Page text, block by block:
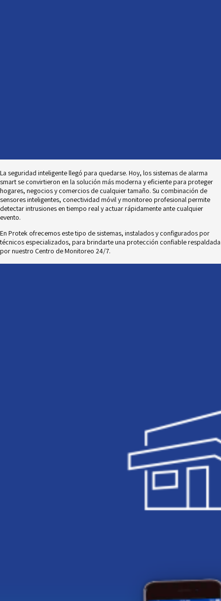
La seguridad inteligente llegó para quedarse. Hoy, los sistemas de alarma
smart se convirtieron en la solución más moderna y eficiente para proteger
hogares, negocios y comercios de cualquier tamaño. Su combinación de
sensores inteligentes, conectividad móvil y monitoreo profesional permite
detectar intrusiones en tiempo real y actuar rápidamente ante cualquier
evento.
En Protek ofrecemos este tipo de sistemas, instalados y configurados por
técnicos especializados, para brindarte una protección confiable respaldada
por nuestro Centro de Monitoreo 24/7.